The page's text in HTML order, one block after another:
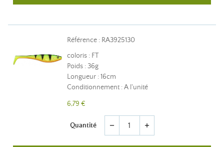
Référence : RA3925130
coloris : FT
Poids : 36g
Longueur : 16cm
Conditionnement : A l'unité
6,79 €
Quantité remove add